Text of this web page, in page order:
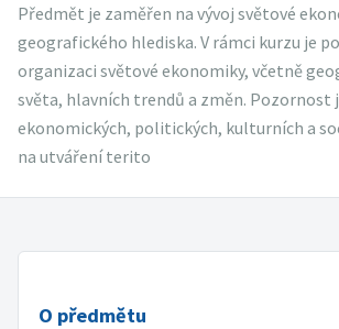
Předmět je zaměřen na vývoj světové
geografického hlediska. V rámci kurzu je
organizaci světové ekonomiky, včetně
světa, hlavních trendů a změn. Pozornost
ekonomických, politických, kulturních a
na utváření terito
O předmětu